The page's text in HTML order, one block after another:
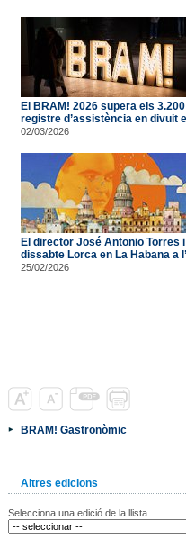
El BRAM! 2026 supera els
registre d’assistència en divuit
02/03/2026
El director José Antonio Torres
dissabte Lorca en La Habana a
25/02/2026
BRAM! Gastronòmic
Altres edicions
Selecciona una edició de la llista